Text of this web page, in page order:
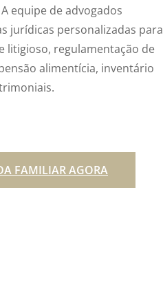
equipe de advogados
jurídicas personalizadas para
litigioso, regulamentação de
alimentícia, inventário
FAMILIAR AGORA